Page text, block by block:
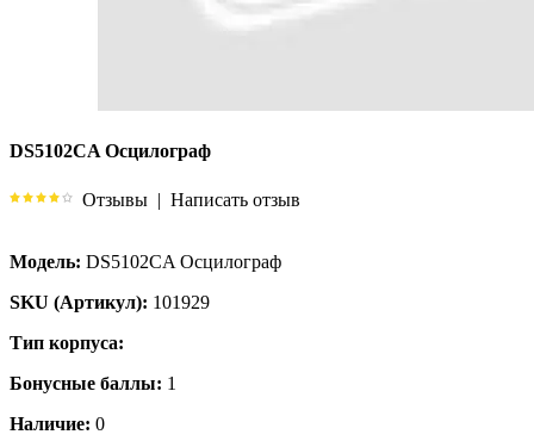
DS5102CA Осцилограф
Отзывы | Написать отзыв
Модель: DS5102CA Осцилограф
SKU (Артикул): 101929
Тип корпуса:
Бонусные баллы: 1
Наличие: 0